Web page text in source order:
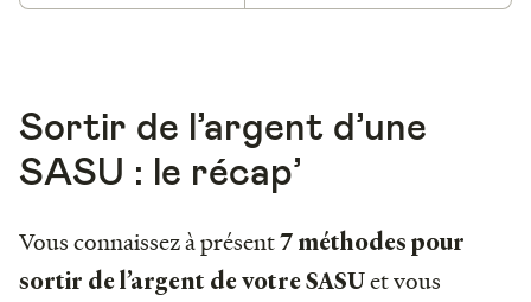
Sortir de l’argent d’une
SASU : le récap’
Vous connaissez à présent7 méthodes pour
sortir de l’argent de votre SASUet vous